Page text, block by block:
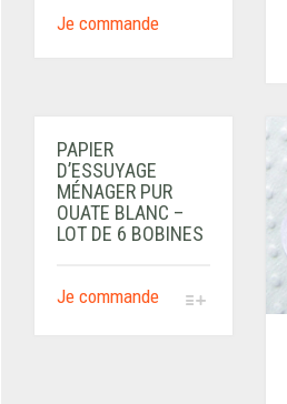
Je commande
PAPIER
D’ESSUYAGE
MÉNAGER PUR
OUATE BLANC –
LOT DE 6 BOBINES
Je commande